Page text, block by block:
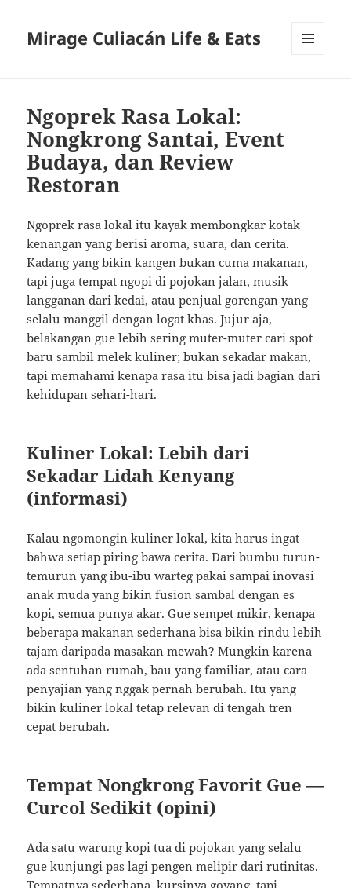
Mirage Culiacán Life & Eats
Ngoprek Rasa Lokal:
Nongkrong Santai, Event
Budaya, dan Review
Restoran
Ngoprek rasa lokal itu kayak membongkar kotak
kenangan yang berisi aroma, suara, dan cerita.
Kadang yang bikin kangen bukan cuma makanan,
tapi juga tempat ngopi di pojokan jalan, musik
langganan dari kedai, atau penjual gorengan yang
selalu manggil dengan logat khas. Jujur aja,
belakangan gue lebih sering muter-muter cari spot
baru sambil melek kuliner; bukan sekadar makan,
tapi memahami kenapa rasa itu bisa jadi bagian dari
kehidupan sehari-hari.
Kuliner Lokal: Lebih dari
Sekadar Lidah Kenyang
(informasi)
Kalau ngomongin kuliner lokal, kita harus ingat
bahwa setiap piring bawa cerita. Dari bumbu turun-
temurun yang ibu-ibu warteg pakai sampai inovasi
anak muda yang bikin fusion sambal dengan es
kopi, semua punya akar. Gue sempet mikir, kenapa
beberapa makanan sederhana bisa bikin rindu lebih
tajam daripada masakan mewah? Mungkin karena
ada sentuhan rumah, bau yang familiar, atau cara
penyajian yang nggak pernah berubah. Itu yang
bikin kuliner lokal tetap relevan di tengah tren
cepat berubah.
Tempat Nongkrong Favorit Gue —
Curcol Sedikit (opini)
Ada satu warung kopi tua di pojokan yang selalu
gue kunjungi pas lagi pengen melipir dari rutinitas.